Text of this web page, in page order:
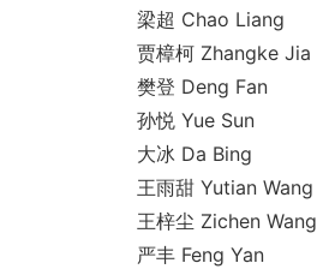
梁超 Chao Liang
贾樟柯 Zhangke Jia
樊登 Deng Fan
孙悦 Yue Sun
大冰 Da Bing
王雨甜 Yutian Wang
王梓尘 Zichen Wang
严丰 Feng Yan